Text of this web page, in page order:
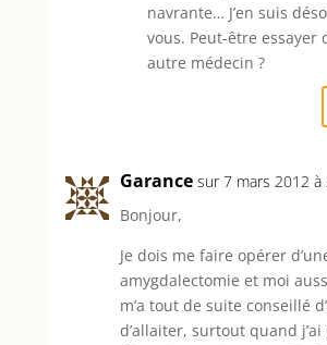
navrante… J’en suis
vous. Peut-être essayer
autre médecin ?
Garance sur 7 mars 2012
Bonjour,
Je dois me faire opérer
amygdalectomie et moi
m’a tout de suite conseillé
d’allaiter, surtout quand